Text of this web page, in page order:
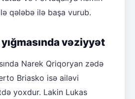
qələbə ilə başa vurub.
vəziyyət
Narek Qriqoryan zədə
Briasko isə ailəvi
yoxdur. Lakin Lukas